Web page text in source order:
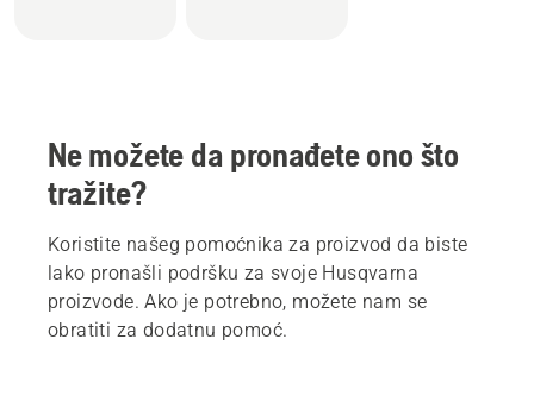
Ne možete da pronađete ono što
tražite?
Koristite našeg pomoćnika za proizvod da biste
lako pronašli podršku za svoje Husqvarna
proizvode. Ako je potrebno, možete nam se
obratiti za dodatnu pomoć.